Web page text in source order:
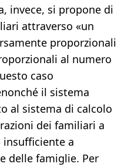
invece, si propone di
attraverso «un
proporzionali
al numero
caso
il sistema
al sistema di calcolo
dei familiari a
insufficiente a
delle famiglie. Per